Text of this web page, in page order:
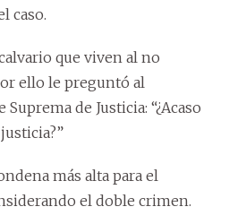
caso.
que viven al no
ello le preguntó al
de Justicia: “¿Acaso
más alta para el
el doble crimen.